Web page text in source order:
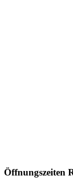
Öffnungszeiten